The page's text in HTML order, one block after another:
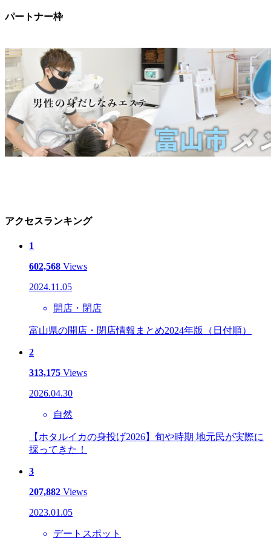
パートナー枠
アクセスランキング
1
602,568 Views
2024.11.05
開店・閉店
富山県の開店・閉店情報まとめ2024年版（日付順）
2
313,175 Views
2026.04.30
自然
【ホタルイカの身投げ2026】旬や時期 地元民が実際に
採ってきた！
3
207,882 Views
2023.01.05
デートスポット